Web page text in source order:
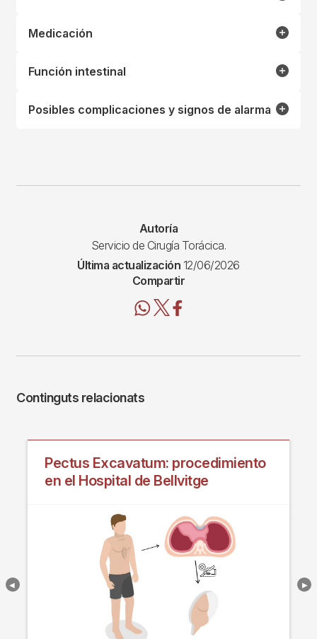
Medicación
Función intestinal
Posibles complicaciones y signos de alarma
Autoría
Servicio de Cirugía Torácica.
Última actualización 12/06/2026
Compartir
Continguts relacionats
Pectus Excavatum: procedimiento
en el Hospital de Bellvitge